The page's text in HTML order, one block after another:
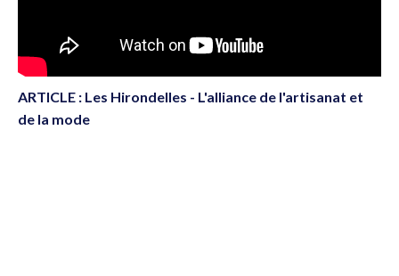
ARTICLE : Les Hirondelles - L'alliance de l'artisanat et
de la mode